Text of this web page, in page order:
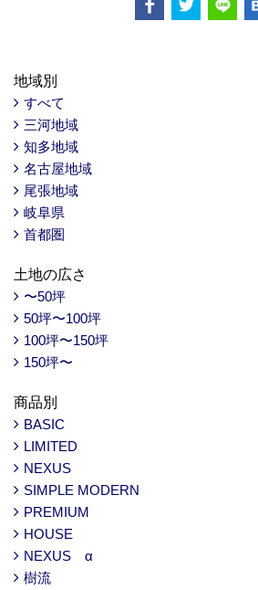
地域別
すべて
三河地域
知多地域
名古屋地域
尾張地域
岐阜県
首都圏
土地の広さ
〜50坪
50坪〜100坪
100坪〜150坪
150坪〜
商品別
BASIC
LIMITED
NEXUS
SIMPLE MODERN
PREMIUM
HOUSE
NEXUS α
樹流